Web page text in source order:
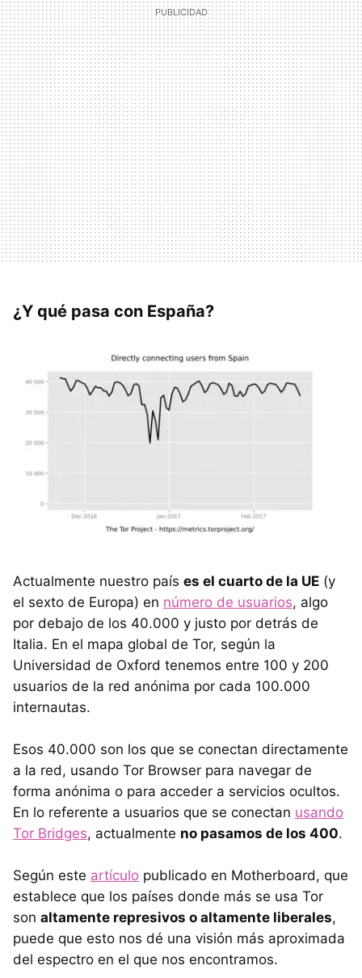
¿Y qué pasa con España?
Actualmente nuestro país es el cuarto de la UE (y
el sexto de Europa) en número de usuarios, algo
por debajo de los 40.000 y justo por detrás de
Italia. En el mapa global de Tor, según la
Universidad de Oxford tenemos entre 100 y 200
usuarios de la red anónima por cada 100.000
internautas.
Esos 40.000 son los que se conectan directamente
a la red, usando Tor Browser para navegar de
forma anónima o para acceder a servicios ocultos.
En lo referente a usuarios que se conectan usando
Tor Bridges, actualmente no pasamos de los 400.
Según este artículo publicado en Motherboard, que
establece que los países donde más se usa Tor
son altamente represivos o altamente liberales,
puede que esto nos dé una visión más aproximada
del espectro en el que nos encontramos.